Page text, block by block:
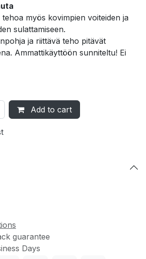
tehoa myös kovimpien voiteiden ja
sulattamiseen.
ja riittävä teho pitävät
Ammattikäyttöön sunniteltu! Ei
Add to cart
guarantee
Days